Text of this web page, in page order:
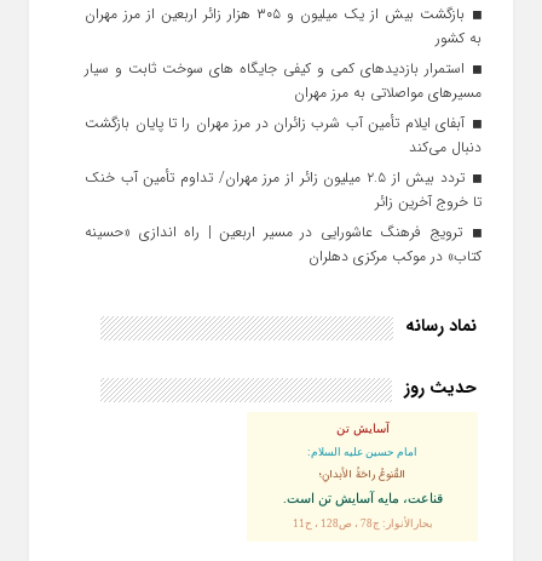
بازگشت بیش از یک میلیون و ۳۰۵ هزار زائر اربعین از مرز مهران
به کشور
استمرار بازدیدهای کمی و کیفی جایگاه‌ های سوخت ثابت و سیار
مسیرهای مواصلاتی به مرز مهران
آبفای ایلام تأمین آب شرب زائران در مرز مهران را تا پایان بازگشت
دنبال می‌کند
تردد بیش از ۲.۵ میلیون زائر از مرز مهران/ تداوم تأمین آب خنک
تا خروج آخرین زائر
ترویج فرهنگ عاشورایی در مسیر اربعین | راه‌ اندازی «حسینه
کتاب» در موکب مرکزی دهلران
نماد رسانه
حدیث روز
آسایش تن
امام حسین علیه السلام:
القُنوعُ راحَةُ الأبدانِ؛
قناعت، مايه آسايش تن است.
بحارالأنوار: ج78 ، ص128 ، ح11